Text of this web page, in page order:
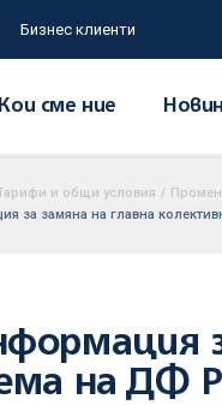
Бизнес клиенти
Кои сме ние
и общи условия /
за замяна на главна
на ДФ